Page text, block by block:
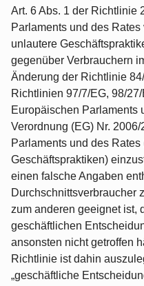
Art. 6 Abs. 1 der Richtlinie
Parlaments und des
unlautere
gegenüber Verbrauchern
Änderung der Richtlinie
Richtlinien 97/7/EG, 98/
Europäischen Parlaments
Verordnung (EG) Nr.
Parlaments und des
Geschäftspraktiken)
einen falsche Angaben
Durchschnittsverbraucher
zum anderen geeignet ist,
geschäftlichen
ansonsten nicht getroffen
Richtlinie ist dahin
„geschäftliche